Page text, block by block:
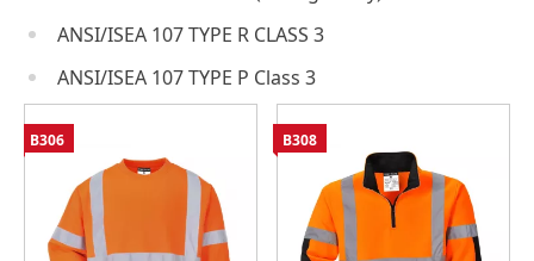
ANSI/ISEA 107 TYPE R CLASS 3
ANSI/ISEA 107 TYPE P Class 3
B306 B308